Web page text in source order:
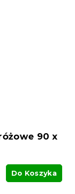
90 x
Do Koszyka